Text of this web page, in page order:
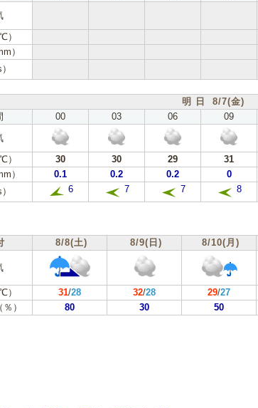
）
明 日 8/7(金)
00 03 06 09
30 30 29 31
）
0.1 0.2 0.2 0
6 7 7 8
8/8(土) 8/9(日) 8/10(月)
31/28 32/28 29/27
）
80 30 50